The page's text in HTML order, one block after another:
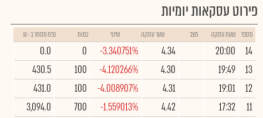
פירוט עסקאות יומיות
מספר שעת עסקה מצב שער עסקה שינוי כמות נפח מסחר ב- ₪
14
20:00
4.34
-3.340751%
0
0.0
13
19:49
4.30
-4.120266%
100
430.5
12
19:01
4.31
-4.008907%
100
431.0
11
17:32
4.42
-1.559013%
700
3,094.0